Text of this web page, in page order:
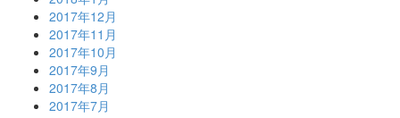
2017年12月
2017年11月
2017年10月
2017年9月
2017年8月
2017年7月